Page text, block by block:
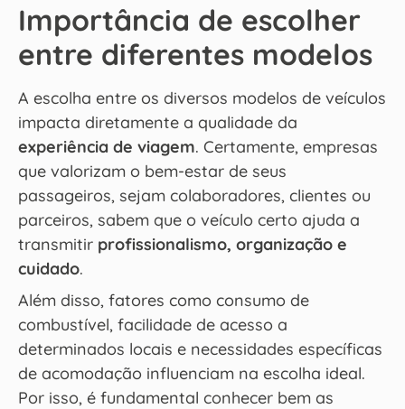
Importância de escolher
entre diferentes modelos
A escolha entre os diversos modelos de veículos
impacta diretamente a qualidade da
experiência de viagem. Certamente, empresas
que valorizam o bem-estar de seus
passageiros, sejam colaboradores, clientes ou
parceiros, sabem que o veículo certo ajuda a
transmitir profissionalismo, organização e
cuidado.
Além disso, fatores como consumo de
combustível, facilidade de acesso a
determinados locais e necessidades específicas
de acomodação influenciam na escolha ideal.
Por isso, é fundamental conhecer bem as